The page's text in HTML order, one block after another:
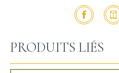
PRODUITS LIÉS